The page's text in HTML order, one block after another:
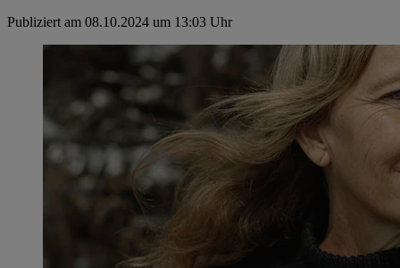
Publiziert am 08.10.2024 um 13:03 Uhr